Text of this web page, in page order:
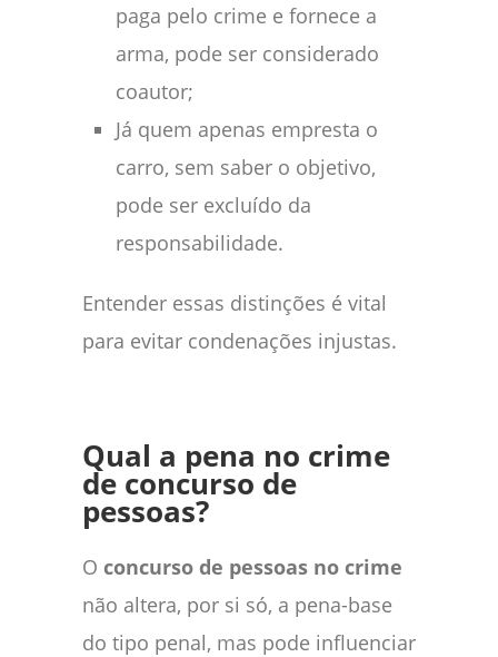
paga pelo crime e fornece a
arma, pode ser considerado
coautor;
Já quem apenas empresta o
carro, sem saber o objetivo,
pode ser excluído da
responsabilidade.
Entender essas distinções é vital
para evitar condenações injustas.
Qual a pena no crime
de concurso de
pessoas?
O concurso de pessoas no crime
não altera, por si só, a pena-base
do tipo penal, mas pode influenciar